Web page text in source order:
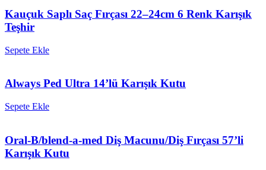
Kauçuk Saplı Saç Fırçası 22–24cm 6 Renk Karışık
Teşhir
Sepete Ekle
Always Ped Ultra 14’lü Karışık Kutu
Sepete Ekle
Oral-B/blend-a-med Diş Macunu/Diş Fırçası 57’li
Karışık Kutu